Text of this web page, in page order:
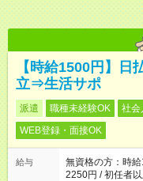
【時給1500円】
立⇒生活サポ
派遣 職種未経験OK 社会
WEB登録・面接OK
給与
無資格の方：時
2250円 / 初任者